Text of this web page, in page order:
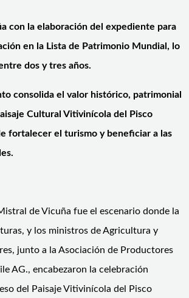
con la elaboración del expediente para
en la Lista de Patrimonio Mundial, lo
dos y tres años.
consolida el valor histórico, patrimonial
Cultural Vitivinícola del Pisco
fortalecer el turismo y beneficiar a las
de Vicuña fue el escenario donde la
y los ministros de Agricultura y
junto a la Asociación de Productores
AG., encabezaron la celebración
del Paisaje Vitivinícola del Pisco